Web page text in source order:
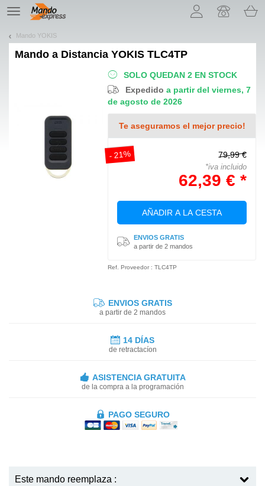
TE
navigation
Mando YOKIS
Mando a Distancia YOKIS TLC4TP
SOLO QUEDAN 2 EN STOCK
Expedidoa partir del viernes, 7
de agosto de 2026
Te aseguramos el mejor precio!
- 21% 79,99 €
*iva incluido
62,39 € *
AÑADIR A LA CESTA
ENVIOS GRATIS
a partir de 2 mandos
Ref. Proveedor : TLC4TP
ENVIOS GRATIS
a partir de 2 mandos
14 DÍAS
de retractacíon
ASISTENCIA GRATUITA
de la compra a la programación
PAGO SEGURO
Este mando reemplaza :
¡Permítenos presentarte nuestras cookies!